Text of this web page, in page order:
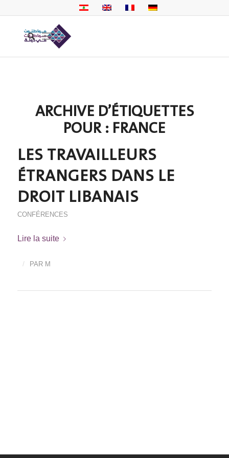
ARCHIVE D’ÉTIQUETTES
POUR :FRANCE
LES TRAVAILLEURS
ÉTRANGERS DANS LE
DROIT LIBANAIS
CONFÉRENCES
Lire la suite
/ PAR M